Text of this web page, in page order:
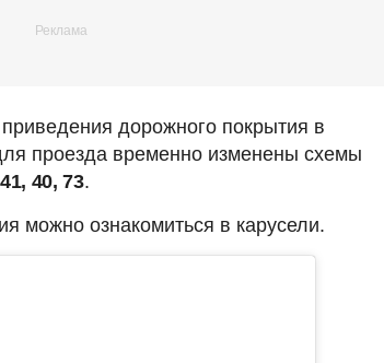
дорожного покрытия в
проезда временно изменены схемы
40, 73.
можно ознакомиться в карусели.